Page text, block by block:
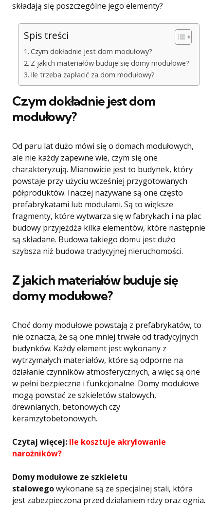
składają się poszczególne jego elementy?
Spis treści
Czym dokładnie jest dom modułowy?
Z jakich materiałów buduje się domy modułowe?
Ile trzeba zapłacić za dom modułowy?
Czym dokładnie jest dom
modułowy?
Od paru lat dużo mówi się o domach modułowych,
ale nie każdy zapewne wie, czym się one
charakteryzują. Mianowicie jest to budynek, który
powstaje przy użyciu wcześniej przygotowanych
półproduktów. Inaczej nazywane są one często
prefabrykatami lub modułami. Są to większe
fragmenty, które wytwarza się w fabrykach i na plac
budowy przyjeżdża kilka elementów, które następnie
są składane. Budowa takiego domu jest dużo
szybsza niż budowa tradycyjnej nieruchomości.
Z jakich materiałów buduje się
domy modułowe?
Choć domy modułowe powstają z prefabrykatów, to
nie oznacza, że są one mniej trwałe od tradycyjnych
budynków. Każdy element jest wykonany z
wytrzymałych materiałów, które są odporne na
działanie czynników atmosferycznych, a więc są one
w pełni bezpieczne i funkcjonalne. Domy modułowe
mogą powstać ze szkieletów stalowych,
drewnianych, betonowych czy
keramzytobetonowych.
Czytaj więcej: Ile kosztuje akrylowanie
narożników?
Domy modułowe ze szkieletu
stalowegowykonane są ze specjalnej stali, która
jest zabezpieczona przed działaniem rdzy oraz ognia.